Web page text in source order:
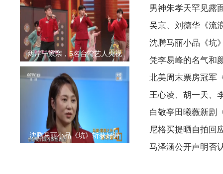
两岸一家亲，5名台湾艺人央视
沈腾马丽小品《坑》斩获好评
男神朱孝天罕见露
吴京、刘德华《流
沈腾马丽小品《坑
凭李易峰的名气和
北美周末票房冠军
王心凌、胡一天、
白敬亭田曦薇新剧
尼格买提晒自拍回
马泽涵公开声明否